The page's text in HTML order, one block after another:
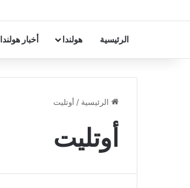
الرئيسية هولندا أخبار هولندا
الرئيسية / أوتليت
أوتليت